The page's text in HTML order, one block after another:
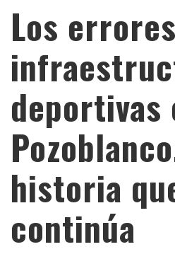
Los
deportivas
historia
continúa